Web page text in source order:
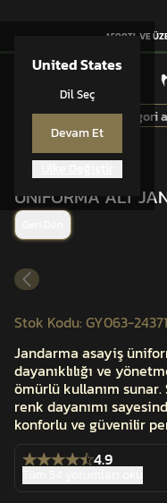
United States
Dil Seç
Devam Et
1.500TL VE
ÜNİFORMA
ÜNİFORMA ALT
Stok Kodu: GY063-
Jandarma asayiş
dayanıklılığı ve
ömürlü kullanım
renk dayanımı
konforlu ve güvenilir
4.9